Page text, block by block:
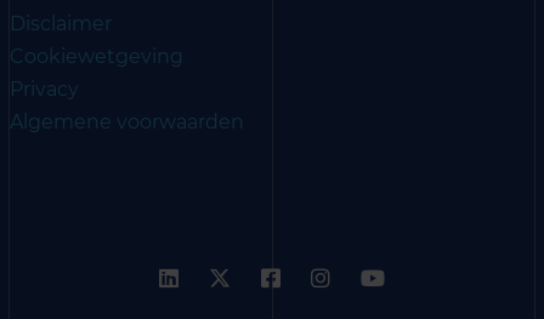
Disclaimer
Cookiewetgeving
Privacy
Algemene voorwaarden